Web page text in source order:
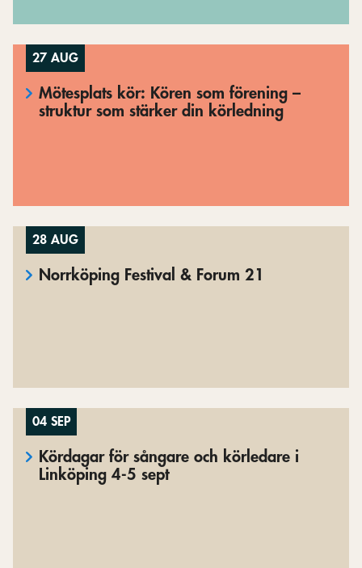
27 AUG
Mötesplats kör: Kören som förening –
struktur som stärker din körledning
28 AUG
Norrköping Festival & Forum 21
04 SEP
Kördagar för sångare och körledare i
Linköping 4-5 sept